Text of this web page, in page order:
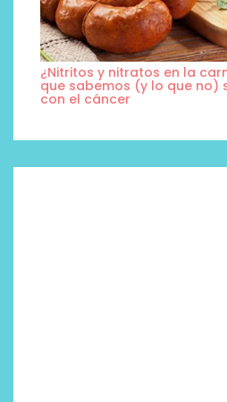
¿Nitritos y nitratos en la
que sabemos (y lo que no)
con el cáncer